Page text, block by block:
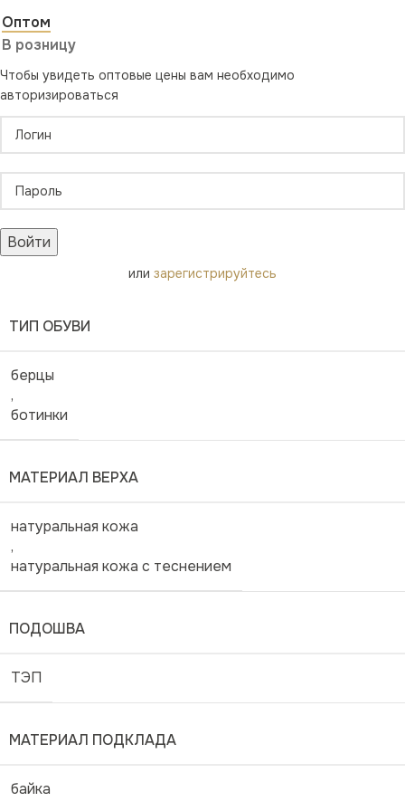
Оптом
В розницу
Чтобы увидеть оптовые цены вам необходимо
авторизироваться
Войти
или зарегистрируйтесь
ТИП ОБУВИ
берцы
,
ботинки
МАТЕРИАЛ ВЕРХА
натуральная кожа
,
натуральная кожа с теснением
ПОДОШВА
ТЭП
МАТЕРИАЛ ПОДКЛАДА
байка